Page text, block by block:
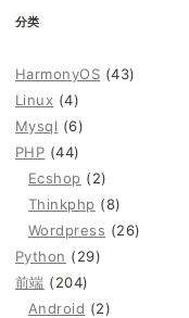
分类
HarmonyOS (43)
Linux (4)
Mysql (6)
PHP (44)
Ecshop (2)
Thinkphp (8)
Wordpress (26)
Python (29)
前端 (204)
Android (2)